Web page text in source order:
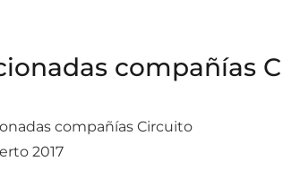
compañías